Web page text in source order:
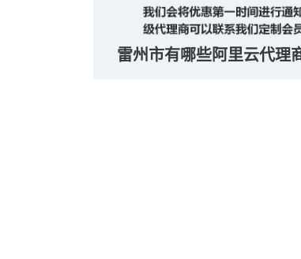
雷州市有哪些阿里云代理